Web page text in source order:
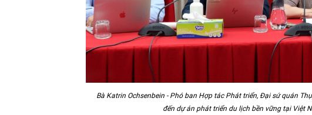
Bà Katrin Ochsenbein - Phó ban Hợp tác Phát triển, Đại sứ quán
đến dự án phát triển du lịch bền vững tại Việt